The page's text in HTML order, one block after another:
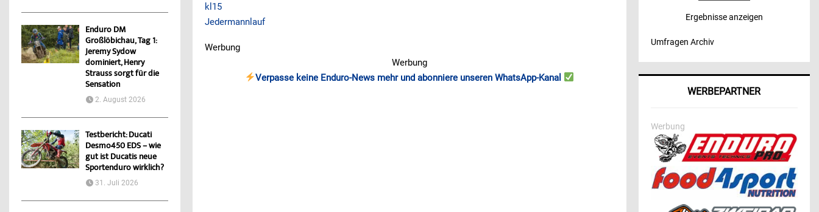
kl15
Jedermannlauf
Werbung
Werbung
Verpasse keine Enduro-News mehr und abonniere unseren WhatsApp-Kanal
Enduro DM
Großlöbichau, Tag 1:
Jeremy Sydow
dominiert, Henry
Strauss sorgt für die
Sensation
2. August 2026
Testbericht: Ducati
Desmo450 EDS – wie
gut ist Ducatis neue
Sportenduro wirklich?
31. Juli 2026
Ergebnisse anzeigen
Umfragen Archiv
WERBEPARTNER
Werbung